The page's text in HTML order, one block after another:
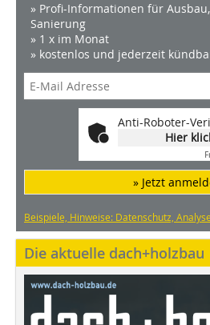
» Profi-Informationen für
Sanierung
» 1 x im Monat
» kostenlos und jederzeit
Anti-Roboter-
Hier
» Jetzt
Beispiele, Hinweise: Datenschutz,
Die aktuelle dach+holzbau